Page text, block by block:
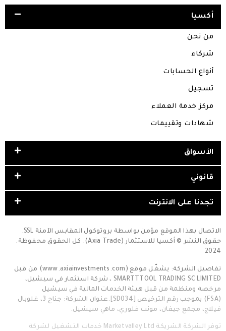
أكسيا
من نحن
شركاء
أنواع الحسابات
تسجيل
مركز خدمة العملاء
شهادات وتقييمات
الأسواق
قانوني
تجدنا على الانترنت
الاتصال بهذا الموقع مؤمن بواسطة بروتوكول المقابس الآمنة SSL.
حقوق النشر © أكسيا للاستثمار (Axia Trade). كل الحقوق محفوظة.
2024
تفاصيل الشركة: يشغّل موقع (www.axiainvestments.com) من قبل
SMARTTTOOL TRADING SC LIMITED ، شركة استثمار في سيشيل،
مرخصة ومنظمة من قبل هيئة الخدمات المالية في سيشيل
(FSA) بموجب رقم الترخيص [SD034].عنوان الشركة: جناح 3، غلوبال
فيلاج، مجمع جيفان، مونت فلوري، ماهي سيشيل.
توفر الشركة الشريكة Marketvalley Ltd خدمات التشغيل لشركة